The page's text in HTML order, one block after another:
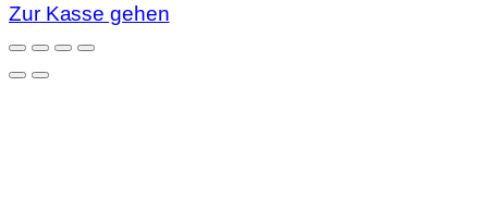
Zur Kasse gehen